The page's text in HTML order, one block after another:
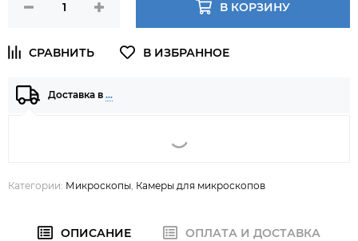
В КОРЗИНУ
Доставка в …
Категории: Микроскопы Камеры для микроскопов
ОПИСАНИЕ
ОПЛАТА И ДОСТАВКА